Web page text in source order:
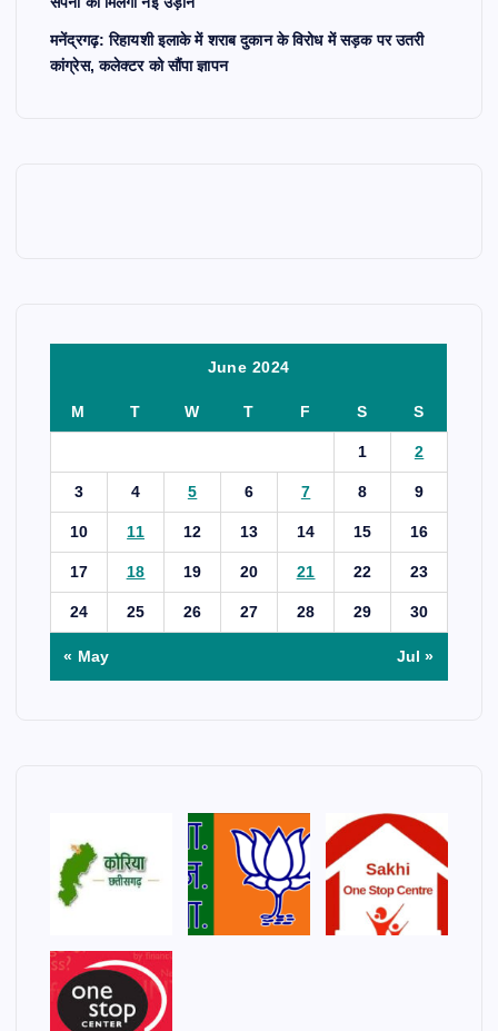
मनेंद्रगढ़: रिहायशी इलाके में शराब दुकान के विरोध में सड़क पर उतरी
कांग्रेस, कलेक्टर को सौंपा ज्ञापन
June 2024
M T W T F S S
1 2
3 4 5 6 7 8 9
10 11 12 13 14 15 16
17 18 19 20 21 22 23
24 25 26 27 28 29 30
« May Jul »